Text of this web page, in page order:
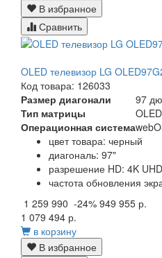
В избранное
Сравнить
OLED телевизор LG
Код товара: 126033
Размер диагонали
97
Тип матрицы
Операционная система
цвет товара: черный
диагональ: 97"
разрешение HD: 4K UHD
частота обновления
1 259 990 -24% 949 955 р.
1 079 494 р.
в корзину
В избранное